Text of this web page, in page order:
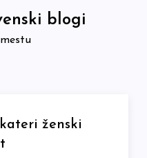
blogi
ženski